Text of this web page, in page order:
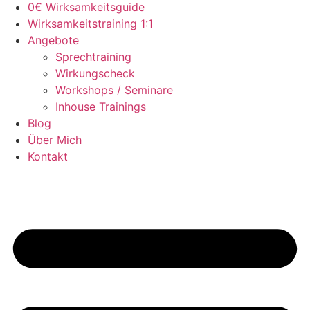
0€ Wirksamkeitsguide
Wirksamkeitstraining 1:1
Angebote
Sprechtraining
Wirkungscheck
Workshops / Seminare
Inhouse Trainings
Blog
Über Mich
Kontakt